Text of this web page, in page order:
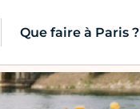
Que faire à Paris ?